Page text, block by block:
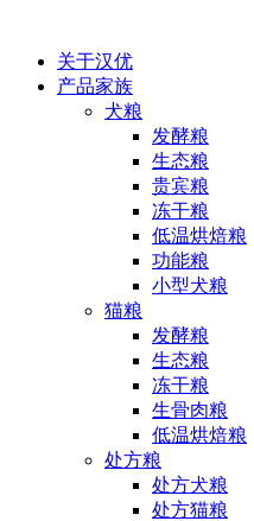
关于汉优
产品家族
犬粮
发酵粮
生态粮
贵宾粮
冻干粮
低温烘焙粮
功能粮
小型犬粮
猫粮
发酵粮
生态粮
冻干粮
生骨肉粮
低温烘焙粮
处方粮
处方犬粮
处方猫粮